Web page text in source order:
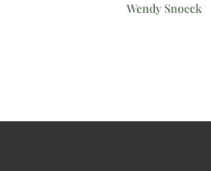
Wendy Snoeck